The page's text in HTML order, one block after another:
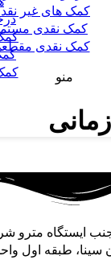
کمک های غیر
کمک نقدی
کمک نقدی
منو
ایستگاه مترو